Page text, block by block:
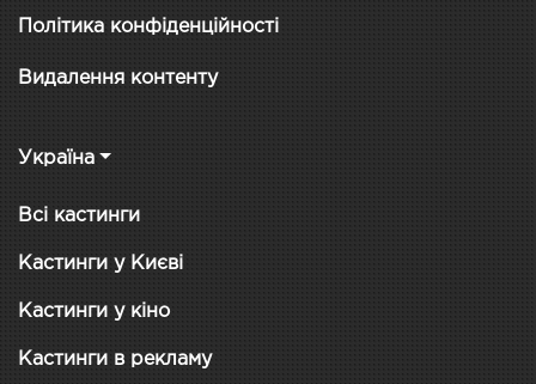
Політика конфіденційності
Видалення контенту
Україна
Всі кастинги
Кастинги у Києві
Кастинги у кіно
Кастинги в рекламу